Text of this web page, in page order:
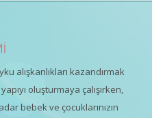
alışkanlıkları kazandırmak
oluşturmaya çalışırken,
bebek ve çocuklarınızın